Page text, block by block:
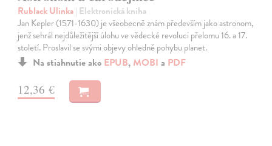
Rublack Ulinka| Elektronická kniha
Jan Kepler (1571-1630) je všeobecně znám především jako astronom,
jenž sehrál nejdůležitější úlohu ve vědecké revoluci přelomu 16. a 17.
století. Proslavil se svými objevy ohledně pohybu planet.
Na stiahnutie ako EPUB, MOBI a PDF
12,36 €